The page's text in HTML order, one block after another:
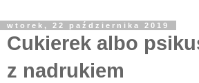
wtorek, 22 października 2019
Cukierek albo
z nadrukiem